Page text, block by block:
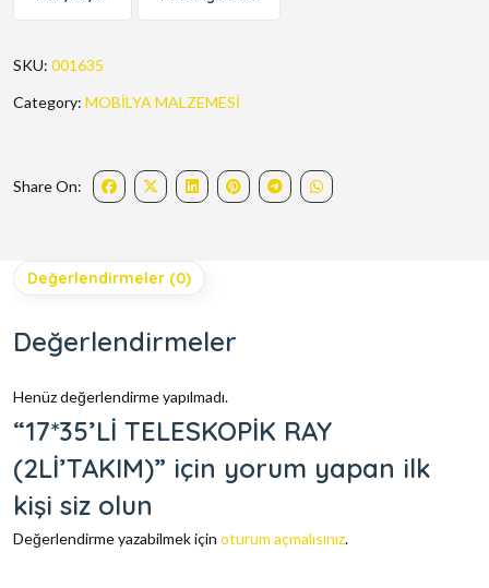
SKU: 001635
Category: MOBİLYA MALZEMESİ
Share On:
Değerlendirmeler (0)
Değerlendirmeler
Henüz değerlendirme yapılmadı.
“17*35’Lİ TELESKOPİK RAY
(2Lİ’TAKIM)” için yorum yapan ilk
kişi siz olun
Değerlendirme yazabilmek için oturum açmalısınız.